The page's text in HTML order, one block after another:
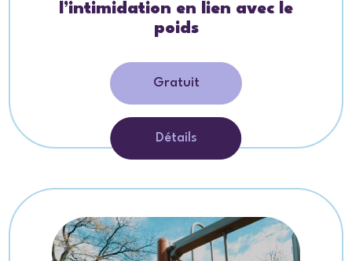
l’intimidation en lien avec le
poids
Gratuit
Détails